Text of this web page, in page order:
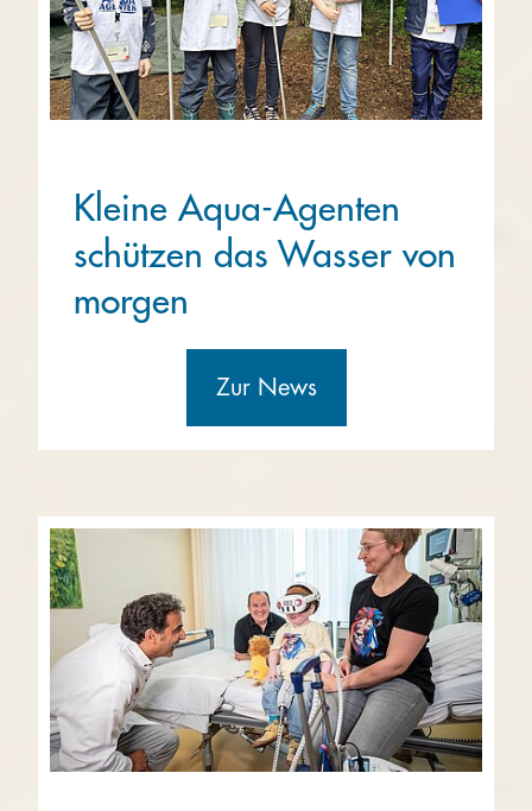
Kleine Aqua-Agenten
schützen das Wasser von
morgen
Zur News